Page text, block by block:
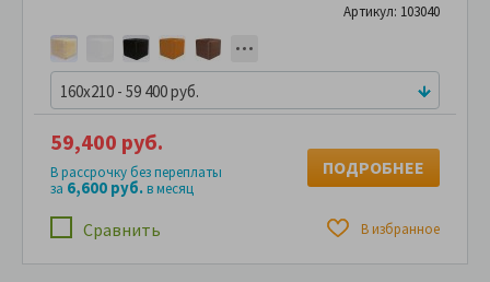
Артикул: 103040
160x210 - 59 400 руб.
Сравнить В избранное
59,400 руб.
В рассрочку без переплаты
за 6,600 руб.в месяц
ПОДРОБНЕЕ